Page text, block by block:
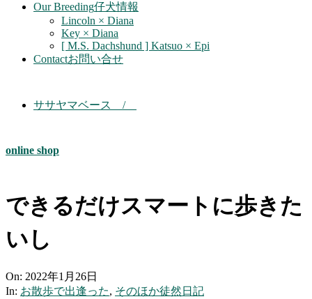
Our Breeding仔犬情報
Lincoln × Diana
Key × Diana
[ M.S. Dachshund ] Katsuo × Epi
Contactお問い合せ
ササヤマベース /
online shop
できるだけスマートに歩きた
いし
On: 2022年1月26日
In: お散歩で出逢った, そのほか徒然日記